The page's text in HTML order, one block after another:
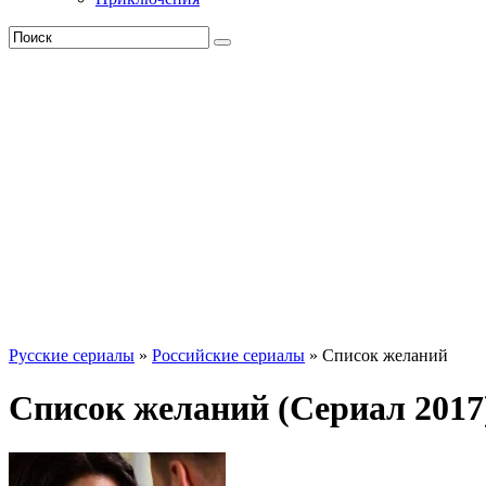
Русские сериалы » Российские сериалы » Список желаний
Список желаний (Сериал